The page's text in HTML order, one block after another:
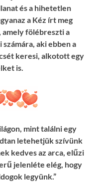
és a hihetetlen
a Kéz írt meg
amely fölébreszti a
aki ebben a
keresi, alkotott egy
is.
mint találni egy
letehetjük szívünk
kedves az arca, elűzi
jelenléte elég, hogy
legyünk.”